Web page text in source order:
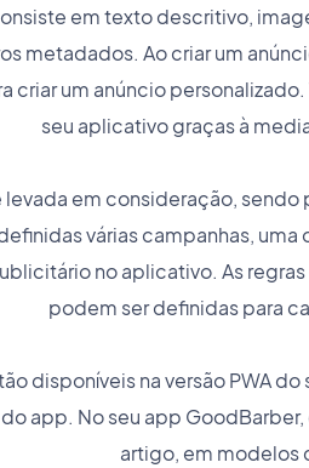
em texto descritivo,
metadados. Ao criar um
criar um anúncio
seu aplicativo graças à
em consideração, sendo
várias campanhas,
no aplicativo. As
podem ser definidas para
disponíveis na versão PWA
app. No seu app
artigo, em modelos